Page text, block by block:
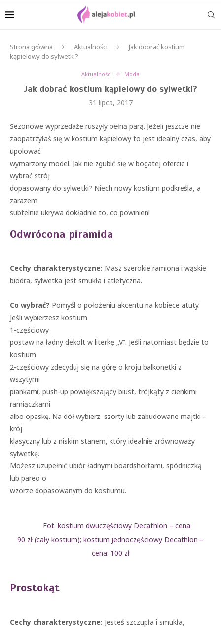
Strona główna Aktualności
Jak dobrać kostium
kąpielowy do sylwetki?
Aktualności Moda
Jak dobrać kostium kąpielowy do sylwetki?
31 lipca, 2017
Sezonowe wyprzedaże ruszyły pełną parą. Jeżeli jeszcze nie
zaopatrzyłaś się w kostium kąpielowy to jest idealny czas, aby
upolować
wymarzony model. Jak nie zgubić się w bogatej ofercie i
wybrać strój
dopasowany do sylwetki? Niech nowy kostium podkreśla, a
zarazem
subtelnie ukrywa dokładnie to, co powinien!
Odwrócona piramida
Cechy charakterystyczne: Masz szerokie ramiona i wąskie
biodra, sylwetka jest smukła i atletyczna.
Co wybrać? Pomyśl o położeniu akcentu na kobiece atuty.
Jeśli wybierzesz kostium
1-częściowy
postaw na ładny dekolt w literkę „V”. Jeśli natomiast będzie to
kostium
2-częściowy zdecyduj się na górę o kroju balkonetki z
wszytymi
piankami, push-up powiększający biust, trójkąty z cienkimi
ramiączkami
albo opaskę. Na dół wybierz szorty lub zabudowane majtki –
krój
klasyczny lub z niskim stanem, który idealnie zrównoważy
sylwetkę.
Możesz uzupełnić ubiór ładnymi boardshortami, spódniczką
lub pareo o
wzorze dopasowanym do kostiumu.
Fot. kostium dwuczęściowy Decathlon – cena
90 zł (cały kostium); kostium jednoczęściowy Decathlon –
cena: 100 zł
Prostokąt
Cechy charakterystyczne: Jesteś szczupła i smukła,